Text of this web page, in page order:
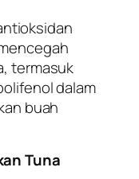
termasuk
dalam
buah
Tuna